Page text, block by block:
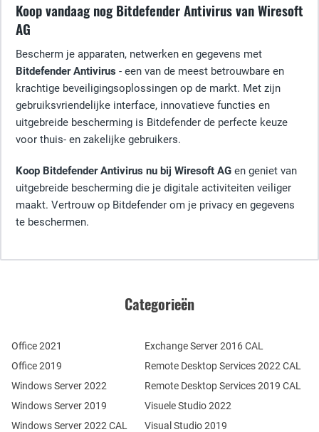
Koop vandaag nog Bitdefender Antivirus van Wiresoft
AG
Bescherm je apparaten, netwerken en gegevens met
Bitdefender Antivirus - een van de meest betrouwbare en
krachtige beveiligingsoplossingen op de markt. Met zijn
gebruiksvriendelijke interface, innovatieve functies en
uitgebreide bescherming is Bitdefender de perfecte keuze
voor thuis- en zakelijke gebruikers.
Koop Bitdefender Antivirus nu bij Wiresoft AG en geniet van
uitgebreide bescherming die je digitale activiteiten veiliger
maakt. Vertrouw op Bitdefender om je privacy en gegevens
te beschermen.
Categorieën
Office 2021
Office 2019
Windows Server 2022
Windows Server 2019
Windows Server 2022 CAL
Remote Desktop Services 2022 CAL
Remote Desktop Services 2019 CAL
Exchange Server 2016 CAL
Visuele Studio 2022
Visual Studio 2019